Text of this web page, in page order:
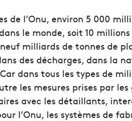
de l’Onu, environ 5 000
le monde, soit 10
milliards de tonnes de
des décharges, dans la
dans tous les types de
les mesures prises par
avec les détaillants,
l’Onu, les systèmes de